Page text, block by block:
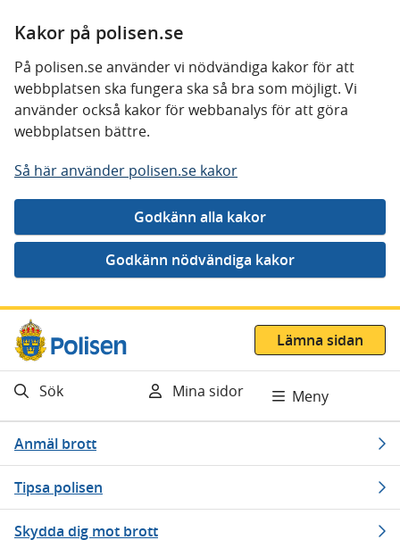
Kakor på polisen.se
På polisen.se använder vi nödvändiga kakor för att
webbplatsen ska fungera ska så bra som möjligt. Vi
använder också kakor för webbanalys för att göra
webbplatsen bättre.
Så här använder polisen.se kakor
Gå direkt till innehåll
Lämna sidan
Sök Mina sidor Meny
Anmäl brott
Tipsa polisen
Skydda dig mot brott